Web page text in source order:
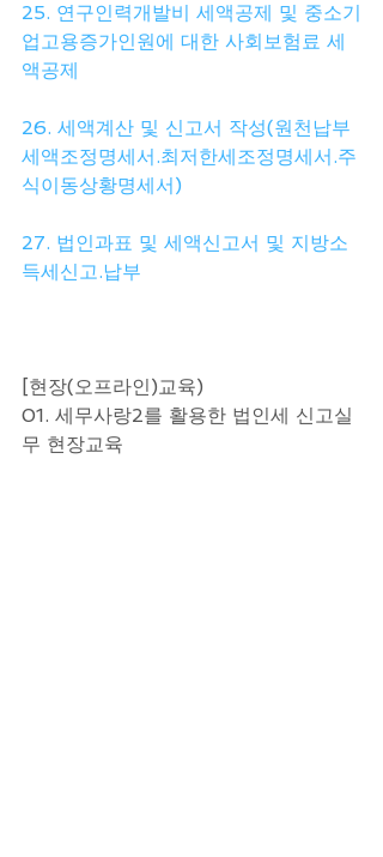
25. 연구인력개발비 세액공제 및 중소기
업고용증가인원에 대한 사회보험료 세
액공제
26. 세액계산 및 신고서 작성(원천납부
세액조정명세서.최저한세조정명세서.주
식이동상황명세서)
27. 법인과표 및 세액신고서 및 지방소
득세신고.납부
[현장(오프라인)교육)
01. 세무사랑2를 활용한 법인세 신고실
무 현장교육